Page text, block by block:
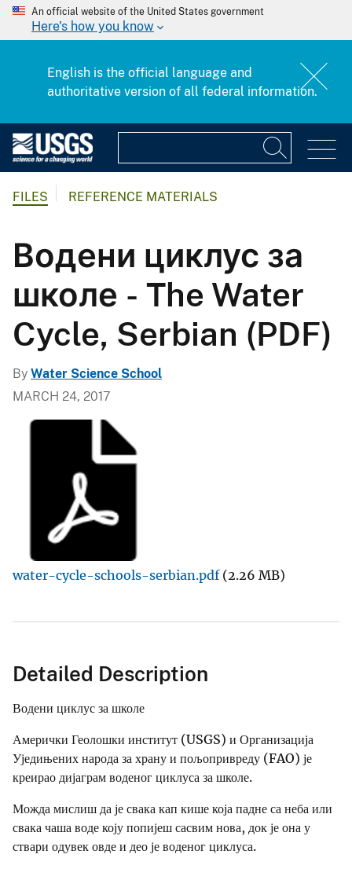
An official website of the United States government
Here's how you know
English is the official language and
authoritative version of all federal information.
FILES REFERENCE MATERIALS
Водени циклус за
школе - The Water
Cycle, Serbian (PDF)
By Water Science School
MARCH 24, 2017
water-cycle-schools-serbian.pdf (2.26 MB)
Detailed Description
Водени циклус за школе
Амерички Геолошки институт (USGS) и Организација
Уједињених народа за храну и пољопривреду (FAO) је
креирао дијаграм воденог циклуса за школе.
Можда мислиш да је свака кап кише која падне са неба или
свака чаша воде коју попијеш сасвим нова, док је она у
ствари одувек овде и део је воденог циклуса.